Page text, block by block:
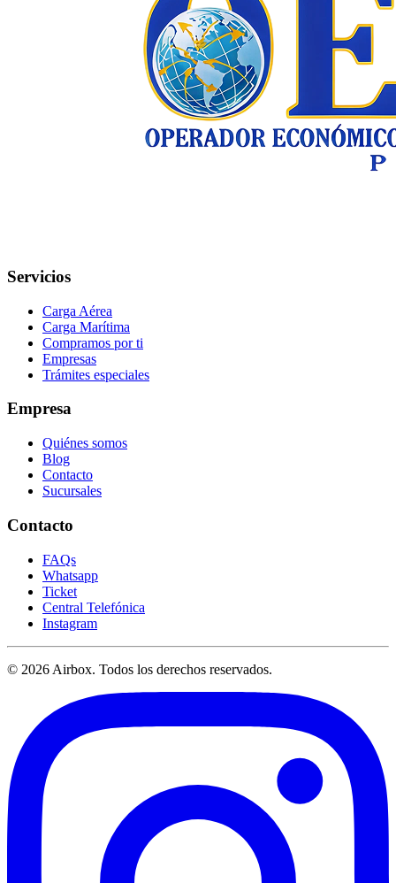
Servicios
Carga Aérea
Carga Marítima
Compramos por ti
Empresas
Trámites especiales
Empresa
Quiénes somos
Blog
Contacto
Sucursales
Contacto
FAQs
Whatsapp
Ticket
Central Telefónica
Instagram
© 2026 Airbox. Todos los derechos reservados.